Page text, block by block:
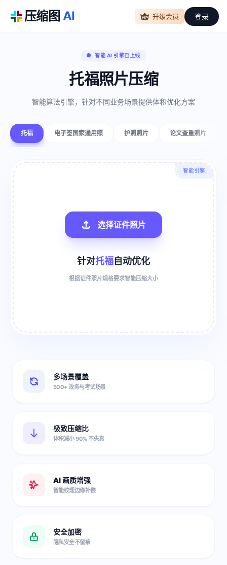
压缩图 AI 升级会员 登录
智能 AI 引擎已上线
托福照片压缩
智能算法引擎，针对不同业务场景提供体积优化方案
托福 电子签国家通用照 护照照片 论文查重照片
智能引擎
选择证件照片
针对托福自动优化
根据证件照片规格要求智能压缩大小
多场景覆盖
500+ 政务与考试场景
极致压缩比
体积减小 90% 不失真
AI 画质增强
智能纹理边缘补偿
安全加密
隐私安全不留痕